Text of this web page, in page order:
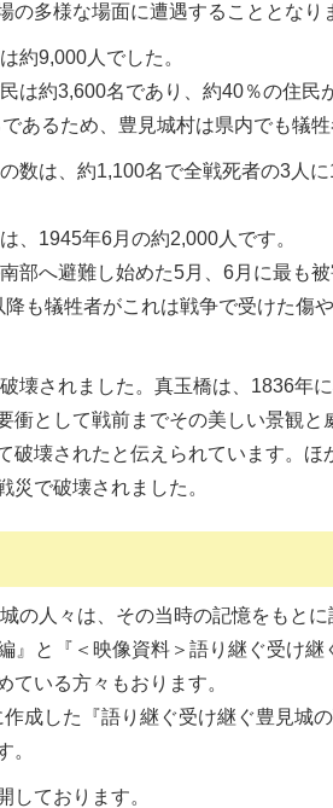
の多様な場面に遭遇することとなり
約9,000人でした。
は約3,600名であり、約40％の住民
あるため、豊見城村は県内でも犠牲
数は、約1,100名で全戦死者の3人
、1945年6月の約2,000人です。
部へ避難し始めた5月、6月に最も被
も犠牲者がこれは戦争で受けた傷
壊されました。真玉橋は、1836年
衝として戦前までその美しい景観と
破壊されたと伝えられています。ほ
災で破壊されました。
の人々は、その当時の記憶をもとに
』と『＜映像資料＞語り継ぐ受け継
ている方々もおります。
成した『語り継ぐ受け継ぐ豊見城
。
しております。